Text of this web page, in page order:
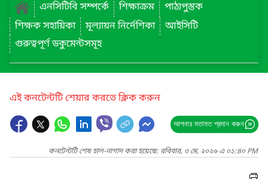
এনসিটিবি সম্পর্কে
শিক্ষাক্রম
পাঠ্যপুস্তক
শিক্ষক সহায়িকা
মূল্যায়ন নির্দেশিকা
আইসিটি
গুরুত্বপূর্ণ ডকুমেন্টসমূহ
এই কনটেন্টটি শেয়ার করতে ক্লিক করুন
আপনার মতামত প্রদান করুন
কনটেন্টটি শেষ হাল-নাগাদ করা হয়েছে: রবিবার, ৩ মে, ২০২৬ এ ০১:৪০ PM